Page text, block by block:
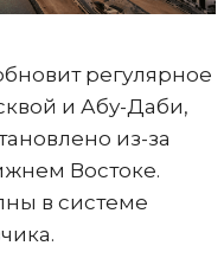
регулярное
и Абу-Даби,
из-за
Востоке.
в системе